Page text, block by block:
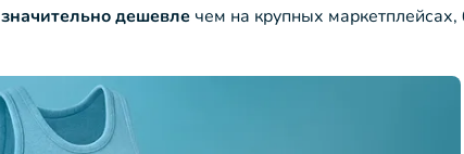
значительно дешевле чем на крупных